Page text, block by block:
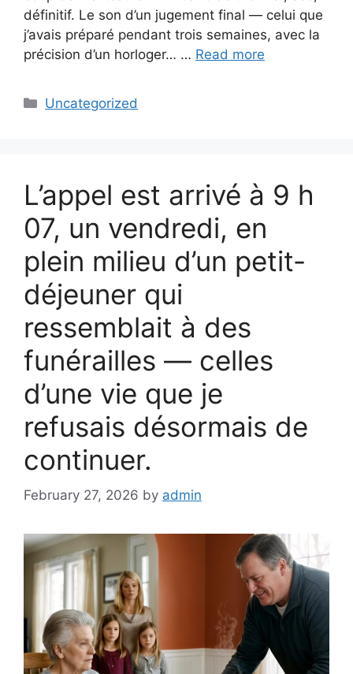
définitif. Le son d’un jugement final — celui que
j’avais préparé pendant trois semaines, avec la
précision d’un horloger… … Read more
Categories
Uncategorized
L’appel est arrivé à 9 h
07, un vendredi, en
plein milieu d’un petit-
déjeuner qui
ressemblait à des
funérailles — celles
d’une vie que je
refusais désormais de
continuer.
February 27, 2026 by admin